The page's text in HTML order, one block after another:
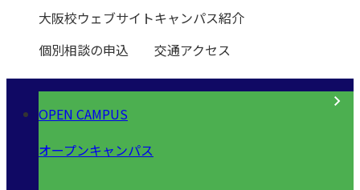
大阪校ウェブサイトキャンパス紹介
個別相談の申込
交通アクセス
OPEN CAMPUS
オープンキャンパス